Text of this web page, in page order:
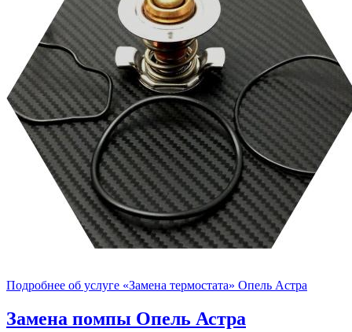
Подробнее об услуге «Замена термостата» Опель Астра
Замена помпы Опель Астра